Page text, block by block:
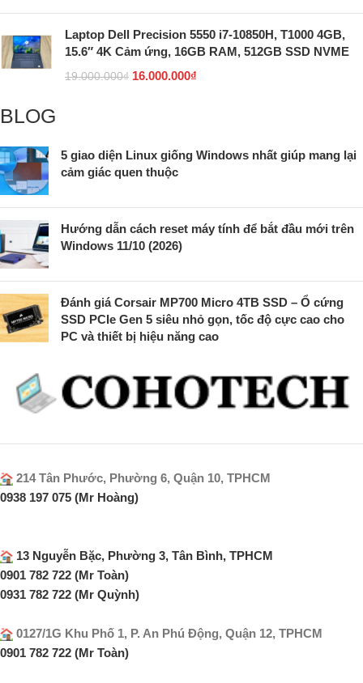
Laptop Dell Precision 5550 i7-10850H, T1000 4GB,
15.6″ 4K Cảm ứng, 16GB RAM, 512GB SSD NVME
19.000.000₫ 16.000.000₫
BLOG
5 giao diện Linux giống Windows nhất giúp mang lại
cảm giác quen thuộc
Hướng dẫn cách reset máy tính để bắt đầu mới trên
Windows 11/10 (2026)
Đánh giá Corsair MP700 Micro 4TB SSD – Ổ cứng
SSD PCIe Gen 5 siêu nhỏ gọn, tốc độ cực cao cho
PC và thiết bị hiệu năng cao
214 Tân Phước, Phường 6, Quận 10, TPHCM
0938 197 075 (Mr Hoàng)
13 Nguyễn Bặc, Phường 3, Tân Bình, TPHCM
0901 782 722 (Mr Toàn)
0931 782 722 (Mr Quỳnh)
0127/1G Khu Phố 1, P. An Phú Động, Quận 12, TPHCM
0901 782 722 (Mr Toàn)